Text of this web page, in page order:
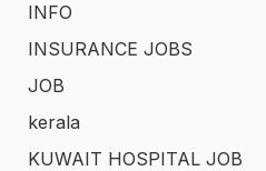
INFO
INSURANCE JOBS
JOB
kerala
KUWAIT HOSPITAL JOB